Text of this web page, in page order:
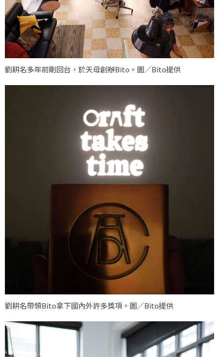
劉耕名多年前剛回台，於天母創辦Bito。圖／Bito提供
劉耕名帶領Bito拿下國內外許多獎項。圖／Bito提供